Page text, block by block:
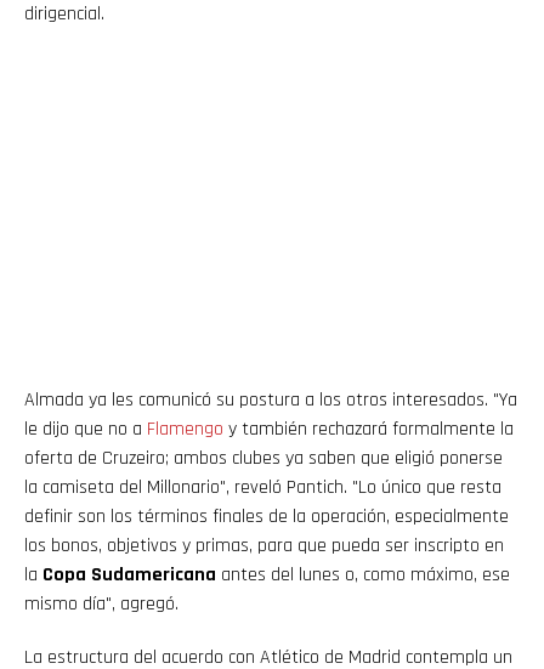
dirigencial.
Almada ya les comunicó su postura a los otros interesados. "Ya
le dijo que no a Flamengo y también rechazará formalmente la
oferta de Cruzeiro; ambos clubes ya saben que eligió ponerse
la camiseta del Millonario", reveló Pantich. "Lo único que resta
definir son los términos finales de la operación, especialmente
los bonos, objetivos y primas, para que pueda ser inscripto en
la Copa Sudamericana antes del lunes o, como máximo, ese
mismo día", agregó.
La estructura del acuerdo con Atlético de Madrid contempla un